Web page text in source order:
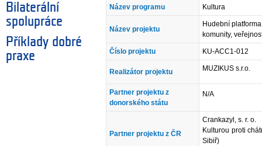
Bilaterální
spolupráce
Příklady dobré
praxe
Název programu Kultura
Název projektu
Hudební
komunity,
Číslo projektu KU-ACC1-012
Realizátor projektu MUZIKUS s.r.o.
Partner projektu z
donorského státu
N/A
Partner projektu z ČR
Crankazyl, s. r. o.
Kulturou proti
Sibiř)